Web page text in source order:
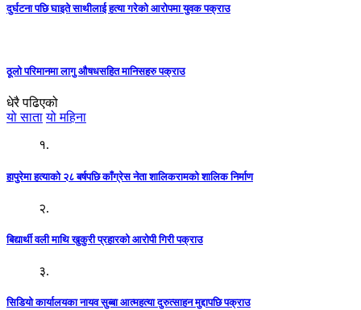
दुर्घटना पछि घाइते साथीलाई हत्या गरेको आरोपमा युवक पक्राउ
ठूलो परिमानमा लागु औषधसहित मानिसहरु पक्राउ
धेरै पढिएको
यो साता यो महिना
१.
हापुरेमा हत्याको २८ बर्षपछि काँग्रेस नेता शालिकरामको शालिक निर्माण
२.
बिद्यार्थी वली माथि खुकुरी प्रहारको आरोपी गिरी पक्राउ
३.
सिडियो कार्यालयका नायव सुब्बा आत्महत्या दुरुत्साहन मुद्दापछि पक्राउ